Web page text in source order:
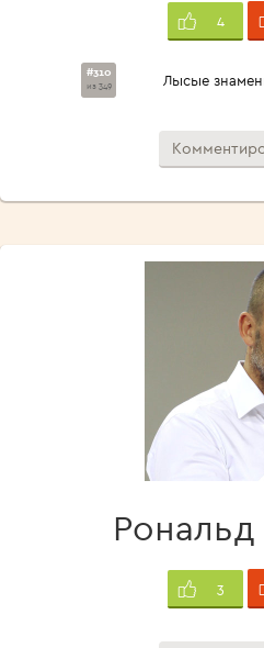
4
#310
из 349 Лысые
3